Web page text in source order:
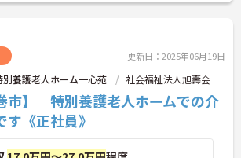
更新日：2025年06月19日
養護老人ホーム一心苑 社会福祉法人旭壽会
市】 特別養護老人ホームでの介
《正社員》